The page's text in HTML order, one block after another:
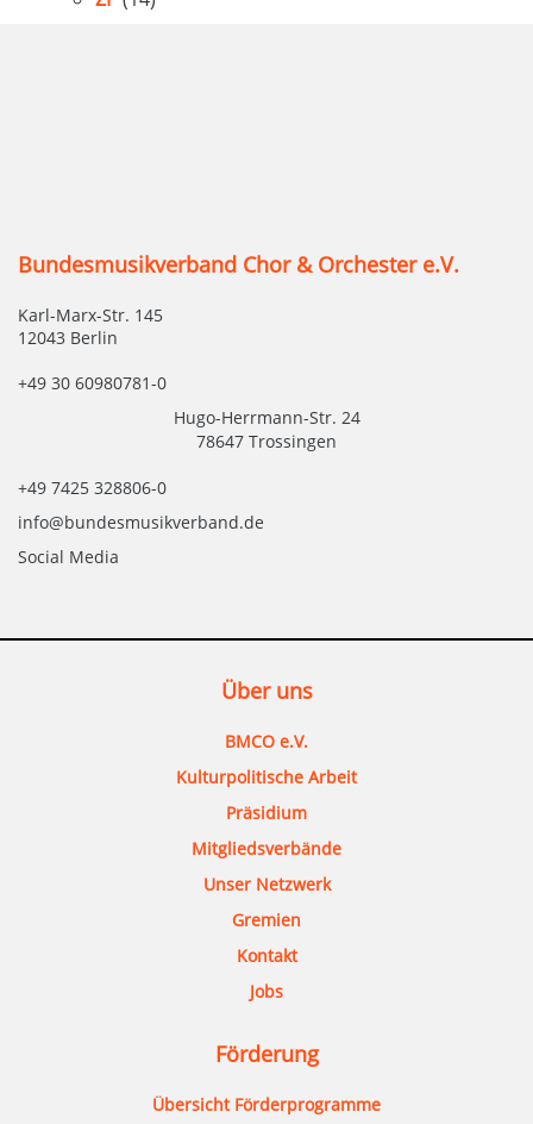
Bundesmusikverband Chor & Orchester e.V.
Karl-Marx-Str. 145
12043 Berlin
+49 30 60980781-0
Hugo-Herrmann-Str. 24
78647 Trossingen
+49 7425 328806-0
info@bundesmusikverband.de
Social Media
Über uns
BMCO e.V.
Kulturpolitische Arbeit
Präsidium
Mitgliedsverbände
Unser Netzwerk
Gremien
Kontakt
Jobs
Förderung
Übersicht Förderprogramme